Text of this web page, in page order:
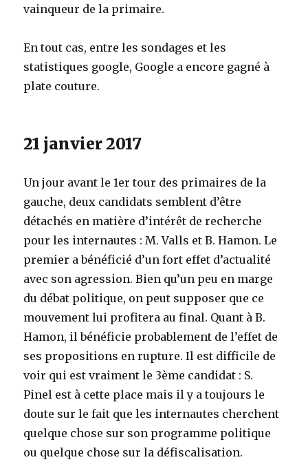
vainqueur de la primaire.
En tout cas, entre les sondages et les
statistiques google, Google a encore gagné à
plate couture.
21 janvier 2017
Un jour avant le 1er tour des primaires de la
gauche, deux candidats semblent d’être
détachés en matière d’intérêt de recherche
pour les internautes : M. Valls et B. Hamon. Le
premier a bénéficié d’un fort effet d’actualité
avec son agression. Bien qu’un peu en marge
du débat politique, on peut supposer que ce
mouvement lui profitera au final. Quant à B.
Hamon, il bénéficie probablement de l’effet de
ses propositions en rupture. Il est difficile de
voir qui est vraiment le 3ème candidat : S.
Pinel est à cette place mais il y a toujours le
doute sur le fait que les internautes cherchent
quelque chose sur son programme politique
ou quelque chose sur la défiscalisation.